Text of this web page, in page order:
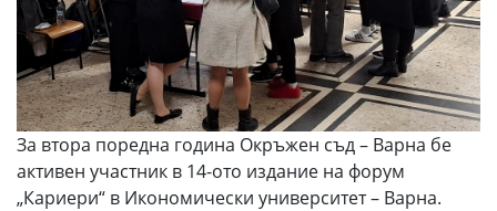
За втора поредна година Окръжен съд – Варна бе
активен участник в 14-ото издание на форум
„Кариери“ в Икономически университет – Варна.